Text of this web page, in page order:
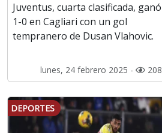
Juventus, cuarta clasificada, ganó
1-0 en Cagliari con un gol
tempranero de Dusan Vlahovic.
lunes, 24 febrero 2025 - 208
DEPORTES